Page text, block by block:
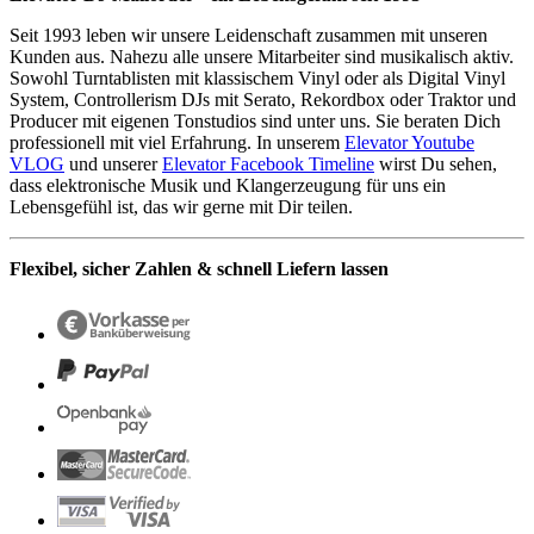
Seit 1993 leben wir unsere Leidenschaft zusammen mit unseren
Kunden aus. Nahezu alle unsere Mitarbeiter sind musikalisch aktiv.
Sowohl Turntablisten mit klassischem Vinyl oder als Digital Vinyl
System, Controllerism DJs mit Serato, Rekordbox oder Traktor und
Producer mit eigenen Tonstudios sind unter uns. Sie beraten Dich
professionell mit viel Erfahrung. In unserem Elevator Youtube
VLOG und unsererElevator Facebook Timeline wirst Du sehen,
dass elektronische Musik und Klangerzeugung für uns ein
Lebensgefühl ist, das wir gerne mit Dir teilen.
Flexibel, sicher Zahlen & schnell Liefern lassen